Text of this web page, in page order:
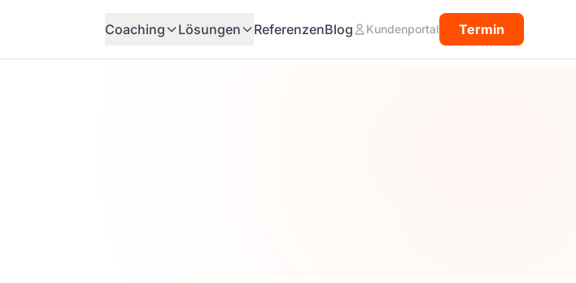
Coaching Lösungen ReferenzenBlog Kundenportal Termin